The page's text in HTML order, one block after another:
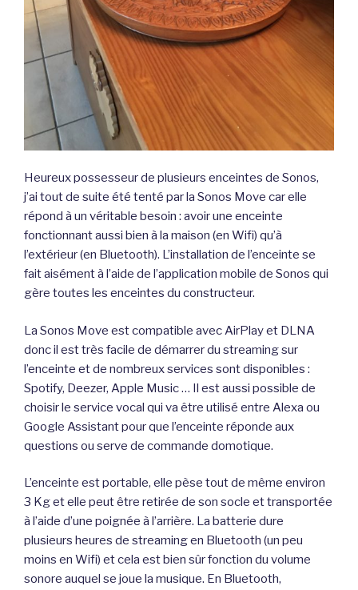
Heureux possesseur de plusieurs enceintes de Sonos,
j’ai tout de suite été tenté par la Sonos Move car elle
répond à un véritable besoin : avoir une enceinte
fonctionnant aussi bien à la maison (en Wifi) qu’à
l’extérieur (en Bluetooth). L’installation de l’enceinte se
fait aisément à l’aide de l’application mobile de Sonos qui
gère toutes les enceintes du constructeur.
La Sonos Move est compatible avec AirPlay et DLNA
donc il est très facile de démarrer du streaming sur
l’enceinte et de nombreux services sont disponibles :
Spotify, Deezer, Apple Music … Il est aussi possible de
choisir le service vocal qui va être utilisé entre Alexa ou
Google Assistant pour que l’enceinte réponde aux
questions ou serve de commande domotique.
L’enceinte est portable, elle pèse tout de même environ
3 Kg et elle peut être retirée de son socle et transportée
à l’aide d’une poignée à l’arrière. La batterie dure
plusieurs heures de streaming en Bluetooth (un peu
moins en Wifi) et cela est bien sûr fonction du volume
sonore auquel se joue la musique. En Bluetooth,